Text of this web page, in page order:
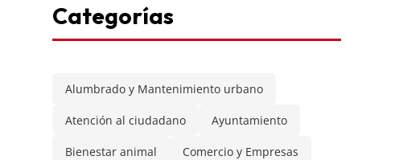
Categorías
Alumbrado y Mantenimiento urbano
Atención al ciudadano Ayuntamiento
Bienestar animal Comercio y Empresas